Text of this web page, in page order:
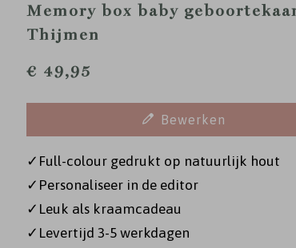
Memory box baby
Thijmen
€ 49,95
Bewerken
✓Full-colour gedrukt op natuurlijk hout
✓Personaliseer in de editor
✓Leuk als kraamcadeau
✓Levertijd 3-5 werkdagen